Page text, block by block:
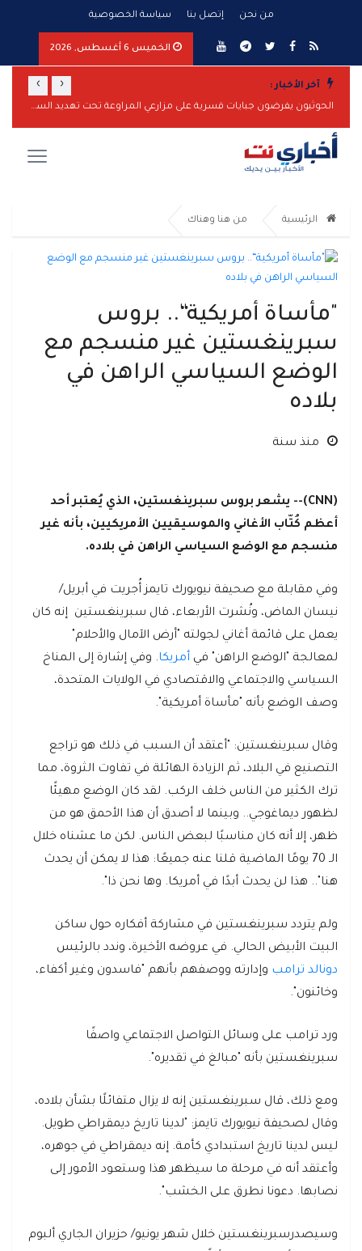
من نحن إتصل بنا سياسة الخصوصية
الخميس 6 أغسطس, 2026
آخر الأخبار :
الحوثيون يفرضون جبايات قسرية على مزارعي المراوعة تحت تهديد السلاح
‹
›
الرئيسية من هنا وهناك
"مأساة أمريكية“.. بروس
سبرينغستين غير منسجم مع
الوضع السياسي الراهن في
بلاده
منذ سنة
(CNN)-- يشعر بروس سبرينغستين، الذي يُعتبر أحد
أعظم كُتّاب الأغاني والموسيقيين الأمريكيين، بأنه غير
منسجم مع الوضع السياسي الراهن في بلاده.
وفي مقابلة مع صحيفة نيويورك تايمز أُجريت في أبريل/
نيسان الماض، ونُشرت الأربعاء، قال سبرينغستين إنه كان
يعمل على قائمة أغاني لجولته "أرض الآمال والأحلام"
لمعالجة "الوضع الراهن" في أمريكا. وفي إشارة إلى المناخ
السياسي والاجتماعي والاقتصادي في الولايات المتحدة،
وصف الوضع بأنه "مأساة أمريكية".
وقال سبرينغستين: "أعتقد أن السبب في ذلك هو تراجع
التصنيع في البلاد، ثم الزيادة الهائلة في تفاوت الثروة، مما
ترك الكثير من الناس خلف الركب. لقد كان الوضع مهيئًا
لظهور ديماغوجي.. وبينما لا أصدق أن هذا الأحمق هو من
ظهر، إلا أنه كان مناسبًا لبعض الناس. لكن ما عشناه خلال
الـ 70 يومًا الماضية قلنا عنه جميعًا: هذا لا يمكن أن يحدث
هنا".. هذا لن يحدث أبدًا في أمريكا. وها نحن ذا".
ولم يتردد سبرينغستين في مشاركة أفكاره حول ساكن
البيت الأبيض الحالي. في عروضه الأخيرة، وندد بالرئيس
دونالد ترامب وإدارته ووصفهم بأنهم "فاسدون وغير أكفاء،
وخائنون".
ورد ترامب على وسائل التواصل الاجتماعي واصفًا
سبرينغستين بأنه "مبالغ في تقديره".
ومع ذلك، قال سبرينغستين إنه لا يزال متفائلًا بشأن بلاده،
وقال لصحيفة نيويورك تايمز: "لدينا تاريخ ديمقراطي طويل.
ليس لدينا تاريخ استبدادي كأمة. إنه ديمقراطي في جوهره،
وأعتقد أنه في مرحلة ما سيظهر هذا وستعود الأمور إلى
نصابها. دعونا نطرق على الخشب".
وسيصدرسبرينغستين خلال شهر يونيو/ حزيران الجاري ألبوم